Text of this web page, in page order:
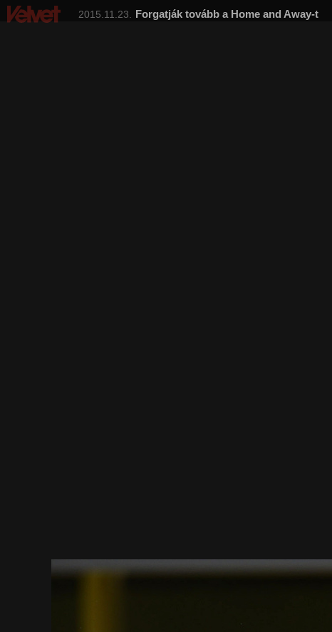
Forgatják tovább a Home and Away-t
2015.11.23.